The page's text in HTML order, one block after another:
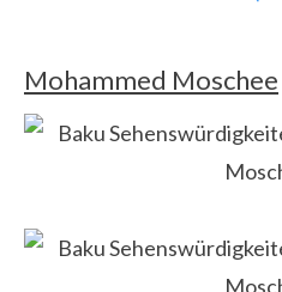
Mohammed Moschee